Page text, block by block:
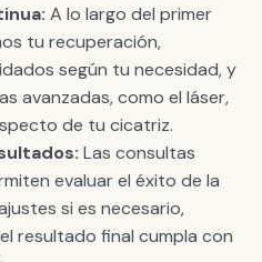
A lo largo del primer
tu recuperación,
según tu necesidad, y
avanzadas, como el láser,
de tu cicatriz.
Las consultas
evaluar el éxito de la
si es necesario,
resultado final cumpla con